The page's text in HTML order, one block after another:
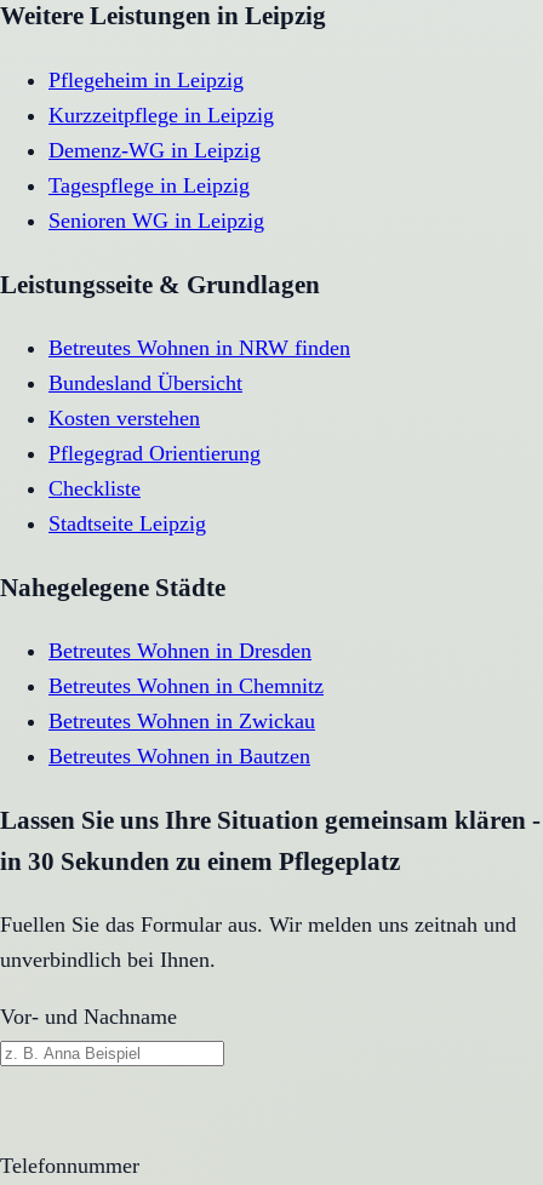
Weitere Leistungen in Leipzig
Pflegeheim in Leipzig
Kurzzeitpflege in Leipzig
Demenz-WG in Leipzig
Tagespflege in Leipzig
Senioren WG in Leipzig
Leistungsseite & Grundlagen
Betreutes Wohnen in NRW finden
Bundesland Übersicht
Kosten verstehen
Pflegegrad Orientierung
Checkliste
Stadtseite Leipzig
Nahegelegene Städte
Betreutes Wohnen in Dresden
Betreutes Wohnen in Chemnitz
Betreutes Wohnen in Zwickau
Betreutes Wohnen in Bautzen
Lassen Sie uns Ihre Situation gemeinsam klären -
in 30 Sekunden zu einem Pflegeplatz
Fuellen Sie das Formular aus. Wir melden uns zeitnah und
unverbindlich bei Ihnen.
Vor- und Nachname
Telefonnummer